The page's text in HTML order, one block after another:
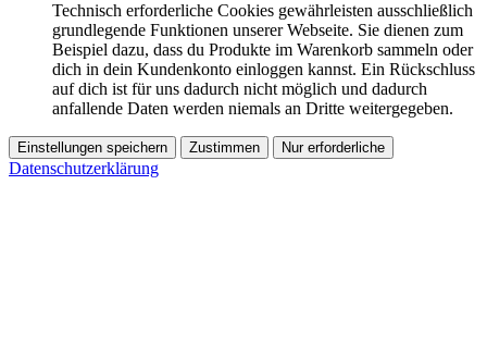
Technisch erforderliche Cookies gewährleisten ausschließlich
grundlegende Funktionen unserer Webseite. Sie dienen zum
Beispiel dazu, dass du Produkte im Warenkorb sammeln oder
dich in dein Kundenkonto einloggen kannst. Ein Rückschluss
auf dich ist für uns dadurch nicht möglich und dadurch
anfallende Daten werden niemals an Dritte weitergegeben.
Einstellungen speichern Zustimmen Nur erforderliche
Datenschutzerklärung